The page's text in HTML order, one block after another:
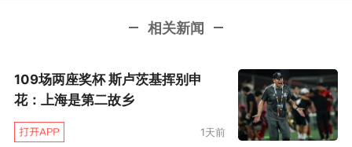
第57分钟，西海岸破门，但边裁举旗示意越位。
最终，VAR确认传球的阿齐兹越位在先，进球无
效。
相关新闻
109场两座奖杯 斯卢茨基挥别申
花：上海是第二故乡
1天前